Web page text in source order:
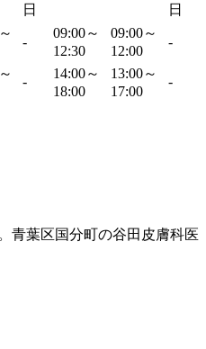
日
日
-
09:00～
12:30
09:00～
12:00
-
-
14:00～
18:00
13:00～
17:00
-
青葉区国分町の谷田皮膚科医